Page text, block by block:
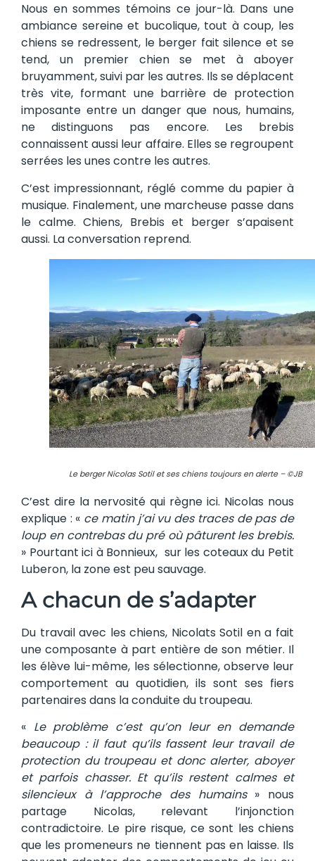
Nous en sommes témoins ce jour-là. Dans une
ambiance sereine et bucolique, tout à coup, les
chiens se redressent, le berger fait silence et se
tend, un premier chien se met à aboyer
bruyamment, suivi par les autres. Ils se déplacent
très vite, formant une barrière de protection
imposante entre un danger que nous, humains,
ne distinguons pas encore. Les brebis
connaissent aussi leur affaire. Elles se regroupent
serrées les unes contre les autres.
C’est impressionnant, réglé comme du papier à
musique. Finalement, une marcheuse passe dans
le calme. Chiens, Brebis et berger s’apaisent
aussi. La conversation reprend.
Le berger Nicolas Sotil et ses chiens toujours en alerte – ©JB
C’est dire la nervosité qui règne ici. Nicolas nous
explique : « ce matin j’ai vu des traces de pas de
loup en contrebas du pré où pâturent les brebis.
» Pourtant ici à Bonnieux, sur les coteaux du Petit
Luberon, la zone est peu sauvage.
A chacun de s’adapter
Du travail avec les chiens, Nicolats Sotil en a fait
une composante à part entière de son métier. Il
les élève lui-même, les sélectionne, observe leur
comportement au quotidien, ils sont ses fiers
partenaires dans la conduite du troupeau.
« Le problème c’est qu’on leur en demande
beaucoup : il faut qu’ils fassent leur travail de
protection du troupeau et donc alerter, aboyer
et parfois chasser. Et qu’ils restent calmes et
silencieux à l’approche des humains » nous
partage Nicolas, relevant l’injonction
contradictoire. Le pire risque, ce sont les chiens
que les promeneurs ne tiennent pas en laisse. Ils